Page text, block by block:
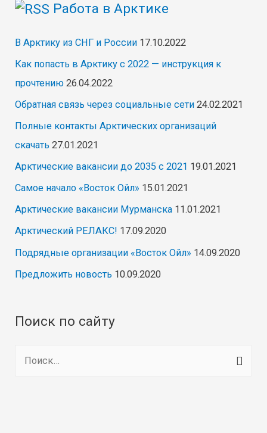
Работа в Арктике
В Арктику из СНГ и России 17.10.2022
Как попасть в Арктику с 2022 — инструкция к
прочтению 26.04.2022
Обратная связь через социальные сети 24.02.2021
Полные контакты Арктических организаций
скачать 27.01.2021
Арктические вакансии до 2035 с 2021 19.01.2021
Самое начало «Восток Ойл» 15.01.2021
Арктические вакансии Мурманска 11.01.2021
Арктический РЕЛАКС! 17.09.2020
Подрядные организации «Восток Ойл» 14.09.2020
Предложить новость 10.09.2020
Поиск по сайту